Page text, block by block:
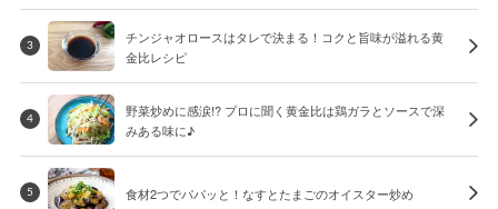
3
チンジャオロースはタレで決まる！コクと旨味が溢れる黄
金比レシピ
4
野菜炒めに感涙!? プロに聞く黄金比は鶏ガラとソースで深
みある味に♪
5 食材2つでパパッと！なすとたまごのオイスター炒め